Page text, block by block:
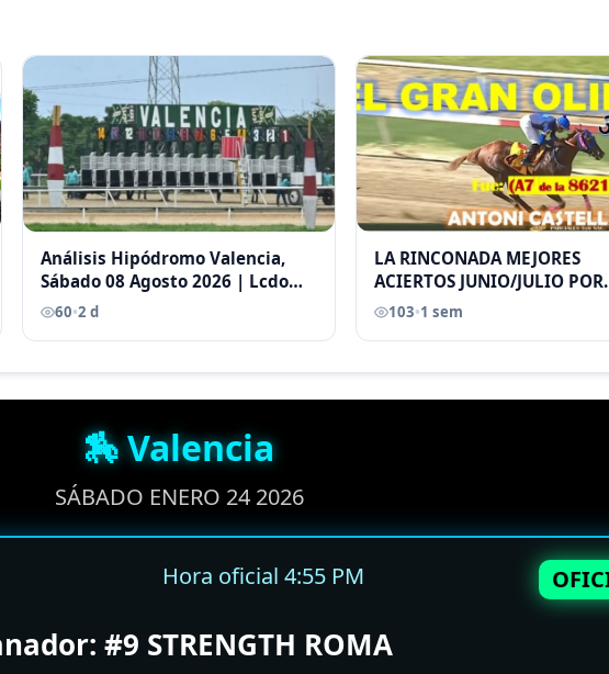
Análisis Hipódromo Valencia,
Sábado 08 Agosto 2026 | Lcdo
Antoni Castellano |
60•2 d
LA RINCONADA MEJORES
ACIERTOS JUNIO/JULIO POR
ANTONI CASTELLANO
103•1 sem
🏇 Valencia
SÁBADO ENERO 24 2026
Hora oficial 4:55 PM
#9 STRENGTH ROMA